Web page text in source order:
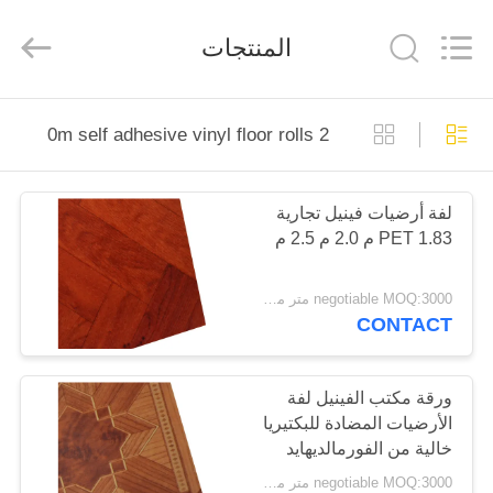
مسكن
منتجات
جولة
المعمل
Union
Import
Rights
المنتجات
2 0m self adhesive vinyl floor rolls
لفة أرضيات فينيل تجارية
PET 1.83 م 2.0 م 2.5 م
negotiable MOQ:3000 متر مربع لكل لون
CONTACT
ورقة مكتب الفينيل لفة
الأرضيات المضادة للبكتيريا
خالية من الفورمالديهايد
negotiable MOQ:3000 متر مربع لكل لون